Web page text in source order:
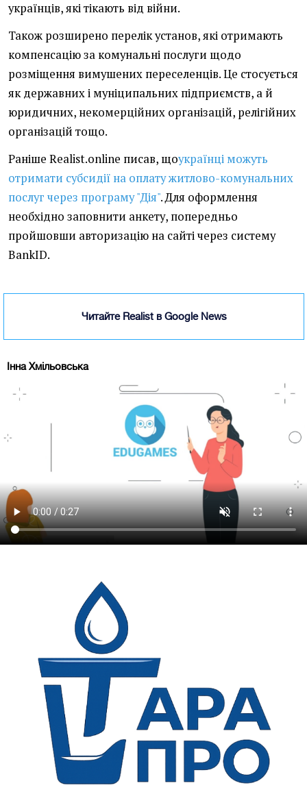
українців, які тікають від війни.
Також розширено перелік установ, які отримають
компенсацію за комунальні послуги щодо
розміщення вимушених переселенців. Це стосується
як державних і муніципальних підприємств, а й
юридичних, некомерційних організацій, релігійних
організацій тощо.
Раніше Realist.online писав, щоукраїнці можуть
отримати субсидії на оплату житлово-комунальних
послуг через програму "Дія". Для оформлення
необхідно заповнити анкету, попередньо
пройшовши авторизацію на сайті через систему
BankID.
Читайте Realist в Google News
Інна Хмільовська